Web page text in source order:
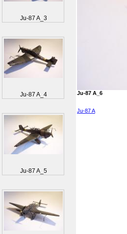
Ju-87 A_6
Ju-87 A
Ju-87 A_3
Ju-87 A_4
Ju-87 A_5